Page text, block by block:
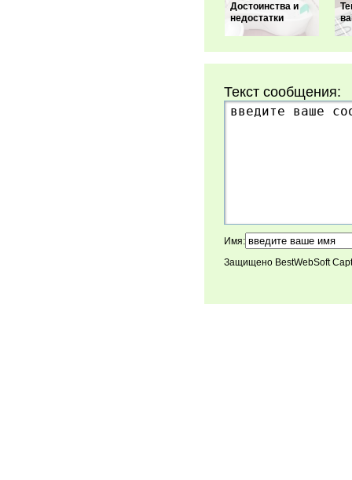
Достоинства и
недостатки
Текст сообщения:
Имя:
Защищено BestWebSoft